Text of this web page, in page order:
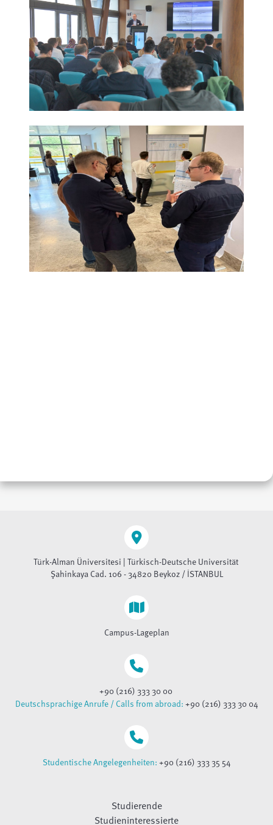
Türk-Alman Üniversitesi | Türkisch-Deutsche Universität
Şahinkaya Cad. 106 - 34820 Beykoz / İSTANBUL
Campus-Lageplan
+90 (216) 333 30 00
Deutschsprachige Anrufe / Calls from abroad:+90 (216) 333 30 04
Studentische Angelegenheiten:+90 (216) 333 35 54
Studierende
Studieninteressierte